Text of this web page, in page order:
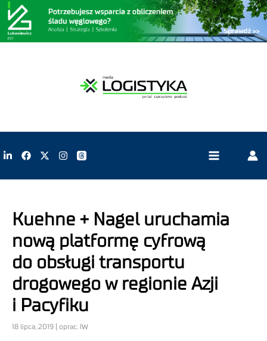
Kuehne + Nagel uruchamia
nową platformę cyfrową
do obsługi transportu
drogowego w regionie Azji
i Pacyfiku
18 lipca, 2019 | oprac. IW